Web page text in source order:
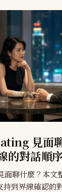
見面
的對話順序
聊什麼？本文
到界線確認的